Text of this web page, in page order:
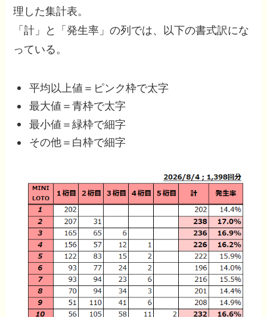
理した集計表。
「計」と「発生率」の列では、以下の書式訳にな
っている。
平均以上値＝ピンク枠で太字
最大値＝青枠で太字
最小値＝緑枠で細字
その他＝白枠で細字